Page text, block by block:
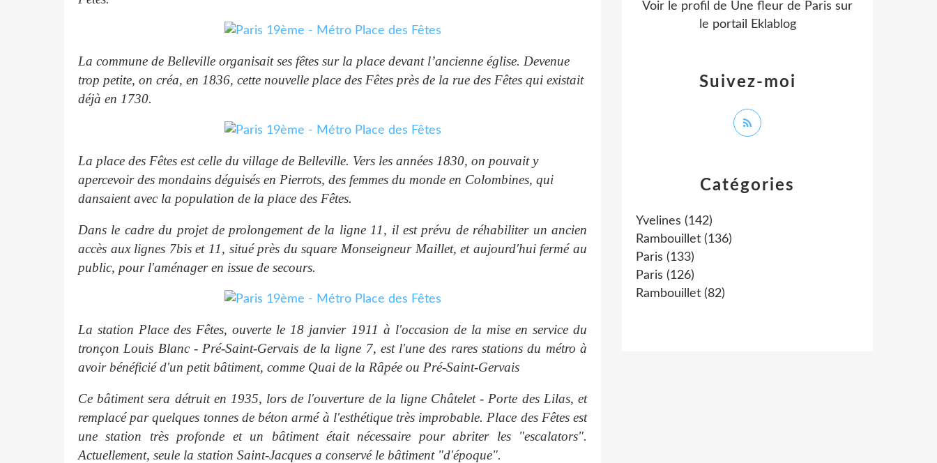
La commune de Belleville organisait ses fêtes sur la place devant l’ancienne église. Devenue
trop petite, on créa, en 1836, cette nouvelle place des Fêtes près de la rue des Fêtes qui existait
déjà en 1730.
La place des Fêtes est celle du village de Belleville. Vers les années 1830, on pouvait y
apercevoir des mondains déguisés en Pierrots, des femmes du monde en Colombines, qui
dansaient avec la population de la place des Fêtes.
Dans le cadre du projet de prolongement de la ligne 11, il est prévu de réhabiliter un ancien
accès aux lignes 7bis et 11, situé près du square Monseigneur Maillet, et aujourd'hui fermé au
public, pour l'aménager en issue de secours.
La station Place des Fêtes, ouverte le 18 janvier 1911 à l'occasion de la mise en service du
tronçon Louis Blanc - Pré-Saint-Gervais de la ligne 7, est l'une des rares stations du métro à
avoir bénéficié d'un petit bâtiment, comme Quai de la Râpée ou Pré-Saint-Gervais
Ce bâtiment sera détruit en 1935, lors de l'ouverture de la ligne Châtelet - Porte des Lilas, et
remplacé par quelques tonnes de béton armé à l'esthétique très improbable. Place des Fêtes est
une station très profonde et un bâtiment était nécessaire pour abriter les "escalators".
Actuellement, seule la station Saint-Jacques a conservé le bâtiment "d'époque".
Catégories
Yvelines (142)
Rambouillet (136)
Paris (133)
Paris (126)
Rambouillet (82)
Suivez-moi
Voir le profil de Une fleur de Paris sur
le portail Eklablog